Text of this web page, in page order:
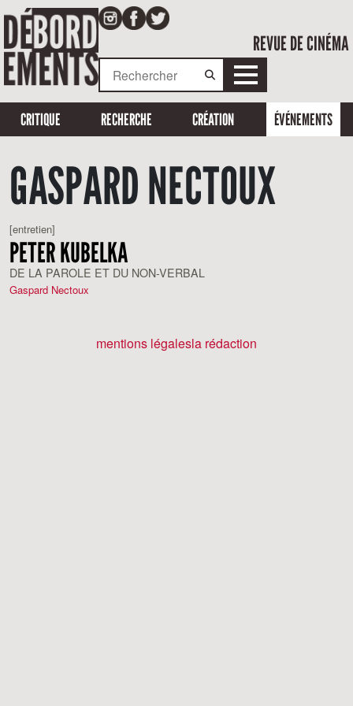
REVUE DE CINÉMA
CRITIQUE RECHERCHE CRÉATION ÉVÉNEMENTS
GASPARD NECTOUX
[entretien]
PETER KUBELKA
DE LA PAROLE ET DU NON-VERBAL
Gaspard Nectoux
mentions légalesla rédaction